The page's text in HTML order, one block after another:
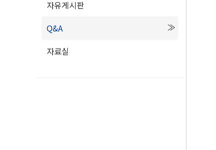
자유게시판
Q&A
자료실